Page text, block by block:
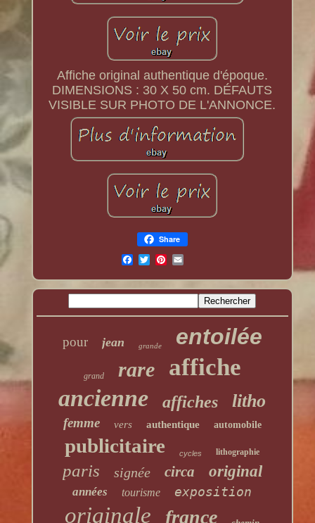
Affiche original authentique d'époque.
DIMENSIONS : 30 X 50 cm. DÉFAUTS
VISIBLE SUR PHOTO DE L'ANNONCE.
Share
pour jean grande entoilée
grand rare affiche
ancienne affiches litho
femme vers authentique automobile
publicitaire cycles lithographie
paris signée circa original
années tourisme exposition
originale france